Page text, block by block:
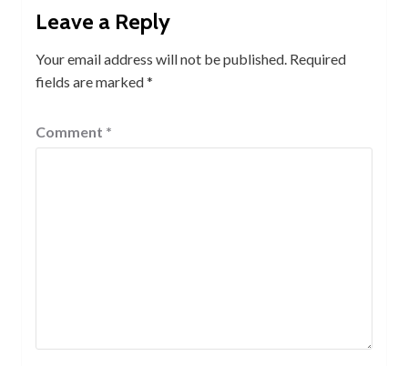
Leave a Reply
Your email address will not be published. Required
fields are marked*
Comment *